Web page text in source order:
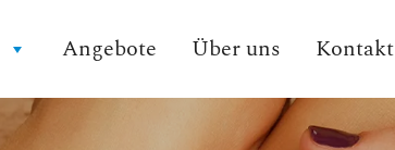
Angebote Über uns Kontakt